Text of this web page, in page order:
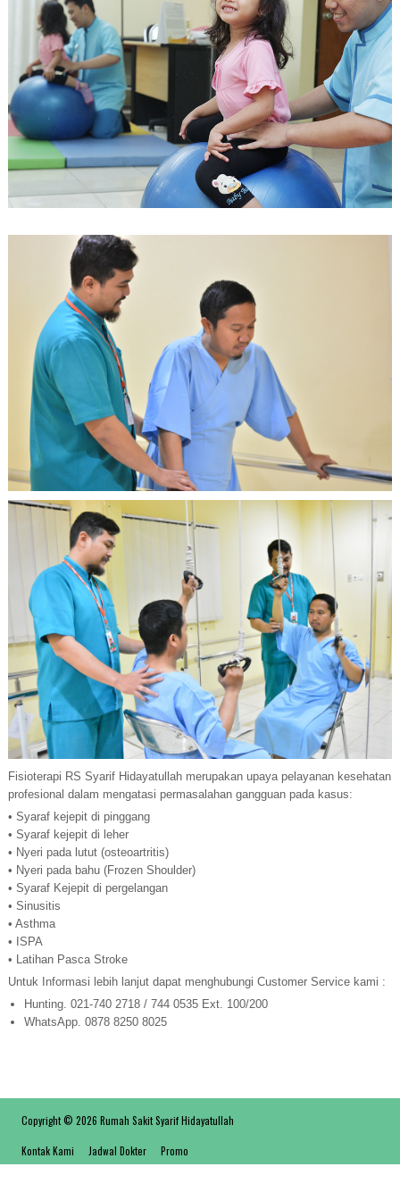
PENDAFTARAN ONLINE
Fisioterapi RS Syarif Hidayatullah merupakan upaya pelayanan kesehatan
profesional dalam mengatasi permasalahan gangguan pada kasus:
• Syaraf kejepit di pinggang
• Syaraf kejepit di leher
• Nyeri pada lutut (osteoartritis)
• Nyeri pada bahu (Frozen Shoulder)
• Syaraf Kejepit di pergelangan
• Sinusitis
• Asthma
• ISPA
• Latihan Pasca Stroke
Untuk Informasi lebih lanjut dapat menghubungi Customer Service kami :
Hunting. 021-740 2718 / 744 0535 Ext. 100/200
WhatsApp. 0878 8250 8025
Copyright © 2026 Rumah Sakit Syarif Hidayatullah
Kontak Kami Jadwal Dokter Promo